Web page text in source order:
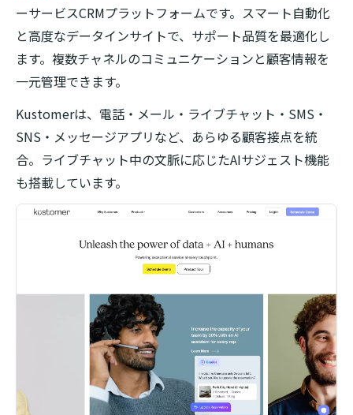
ーサービスCRMプラットフォームです。スマート自動化
と高度なデータインサイトで、サポート品質を最適化し
ます。複数チャネルのコミュニケーションと顧客情報を
一元管理できます。
Kustomerは、電話・メール・ライブチャット・SMS・
SNS・メッセージアプリなど、あらゆる顧客接点を統
合。ライブチャット中の文脈に応じたAIサジェスト機能
も搭載しています。